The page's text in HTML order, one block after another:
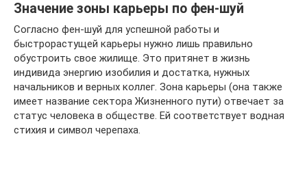
Значение зоны карьеры по фен-шуй
Согласно фен-шуй для успешной работы и
быстрорастущей карьеры нужно лишь правильно
обустроить свое жилище. Это притянет в жизнь
индивида энергию изобилия и достатка, нужных
начальников и верных коллег. Зона карьеры (она также
имеет название сектора Жизненного пути) отвечает за
статус человека в обществе. Ей соответствует водная
стихия и символ черепаха.